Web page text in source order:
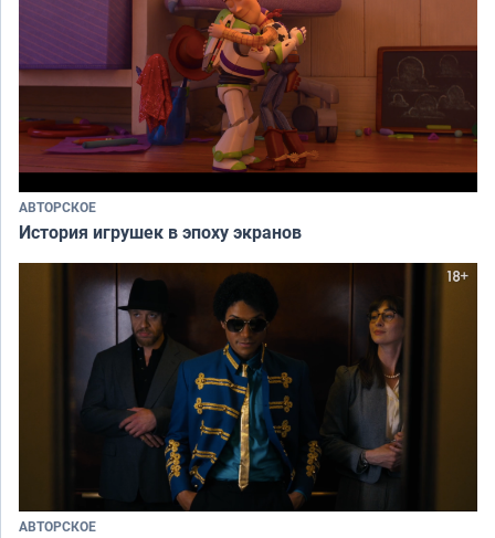
АВТОРСКОЕ
История игрушек в эпоху экранов
АВТОРСКОЕ